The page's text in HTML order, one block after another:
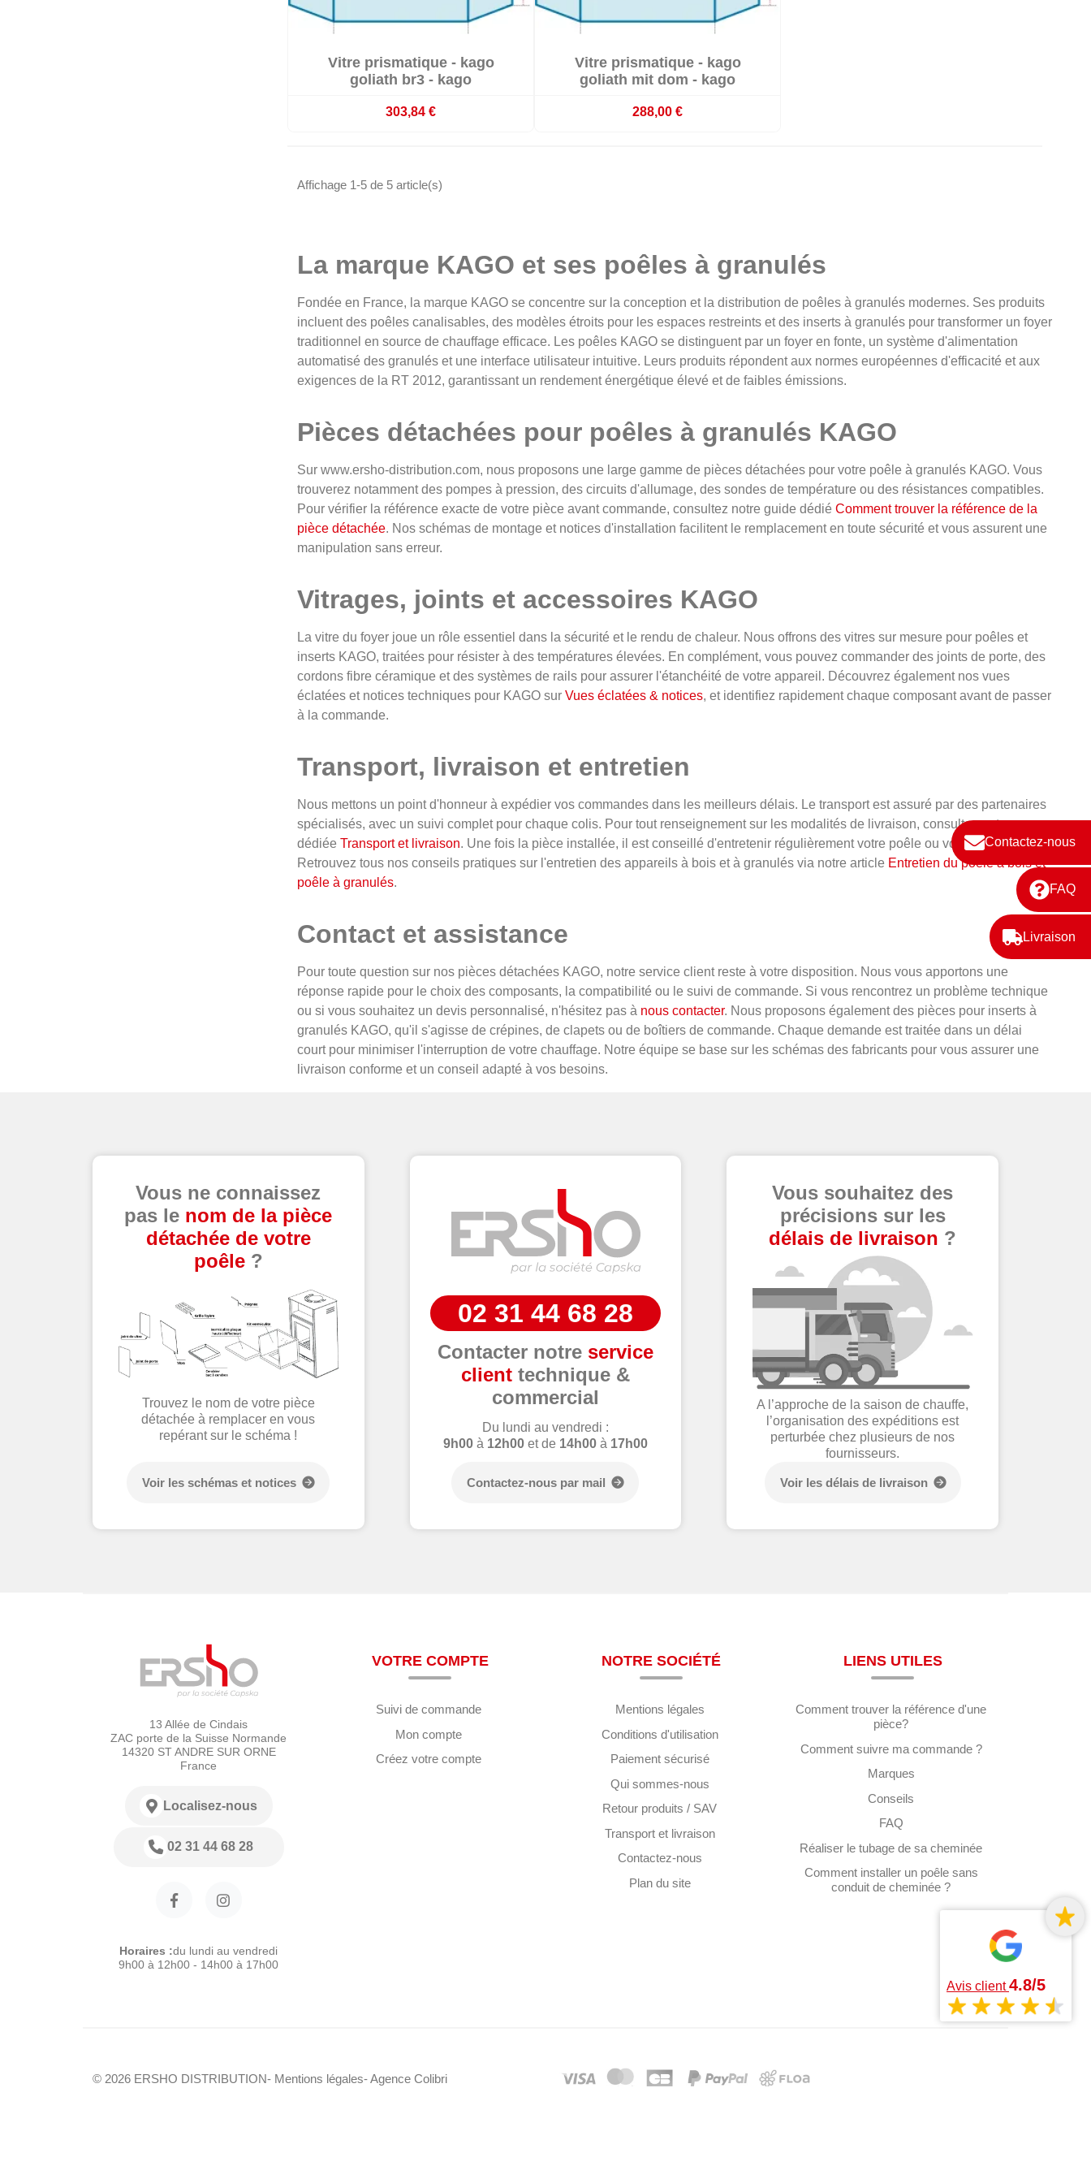
Avis client4.8/5
Contactez-nous
FAQ
Livraison
En stock
Vitre prismatique - kago
goliath br3 - kago
303,84 €
En stock
Vitre prismatique - kago
goliath mit dom - kago
288,00 €
Affichage 1-5 de 5 article(s)
La marque KAGO et ses poêles à granulés
Fondée en France, la marque KAGO se concentre sur la conception et la distribution de poêles à granulés modernes. Ses produits
incluent des poêles canalisables, des modèles étroits pour les espaces restreints et des inserts à granulés pour transformer un foyer
traditionnel en source de chauffage efficace. Les poêles KAGO se distinguent par un foyer en fonte, un système d'alimentation
automatisé des granulés et une interface utilisateur intuitive. Leurs produits répondent aux normes européennes d'efficacité et aux
exigences de la RT 2012, garantissant un rendement énergétique élevé et de faibles émissions.
Pièces détachées pour poêles à granulés KAGO
Sur www.ersho-distribution.com, nous proposons une large gamme de pièces détachées pour votre poêle à granulés KAGO. Vous
trouverez notamment des pompes à pression, des circuits d'allumage, des sondes de température ou des résistances compatibles.
Pour vérifier la référence exacte de votre pièce avant commande, consultez notre guide dédié Comment trouver la référence de la
pièce détachée. Nos schémas de montage et notices d'installation facilitent le remplacement en toute sécurité et vous assurent une
manipulation sans erreur.
Vitrages, joints et accessoires KAGO
La vitre du foyer joue un rôle essentiel dans la sécurité et le rendu de chaleur. Nous offrons des vitres sur mesure pour poêles et
inserts KAGO, traitées pour résister à des températures élevées. En complément, vous pouvez commander des joints de porte, des
cordons fibre céramique et des systèmes de rails pour assurer l'étanchéité de votre appareil. Découvrez également nos vues
éclatées et notices techniques pour KAGO sur Vues éclatées & notices, et identifiez rapidement chaque composant avant de passer
à la commande.
Transport, livraison et entretien
Nous mettons un point d'honneur à expédier vos commandes dans les meilleurs délais. Le transport est assuré par des partenaires
spécialisés, avec un suivi complet pour chaque colis. Pour tout renseignement sur les modalités de livraison, consultez notre page
dédiée Transport et livraison. Une fois la pièce installée, il est conseillé d'entretenir régulièrement votre poêle ou votre insert KAGO.
Retrouvez tous nos conseils pratiques sur l'entretien des appareils à bois et à granulés via notre article Entretien du poêle à bois et
poêle à granulés.
Contact et assistance
Pour toute question sur nos pièces détachées KAGO, notre service client reste à votre disposition. Nous vous apportons une
réponse rapide pour le choix des composants, la compatibilité ou le suivi de commande. Si vous rencontrez un problème technique
ou si vous souhaitez un devis personnalisé, n'hésitez pas à nous contacter. Nous proposons également des pièces pour inserts à
granulés KAGO, qu'il s'agisse de crépines, de clapets ou de boîtiers de commande. Chaque demande est traitée dans un délai
court pour minimiser l'interruption de votre chauffage. Notre équipe se base sur les schémas des fabricants pour vous assurer une
livraison conforme et un conseil adapté à vos besoins.
Vous ne connaissez
pas le nom de la pièce
détachée de votre
poêle?
Trouvez le nom de votre pièce
détachée à remplacer en vous
repérant sur le schéma !
Voir les schémas et notices
02 31 44 68 28
Contacter notre service
clienttechnique &
commercial
Du lundi au vendredi :
9h00à 12h00et de 14h00à 17h00
Contactez-nous par mail
Vous souhaitez des
précisions sur les
délais de livraison ?
A l’approche de la saison de chauffe,
l’organisation des expéditions est
perturbée chez plusieurs de nos
fournisseurs.
Voir les délais de livraison
13 Allée de Cindais
ZAC porte de la Suisse Normande
14320 ST ANDRE SUR ORNE
France
Localisez-nous
02 31 44 68 28
Horaires :du lundi au vendredi
9h00 à 12h00 - 14h00 à 17h00
VOTRE COMPTE
Suivi de commande
Mon compte
Créez votre compte
NOTRE SOCIÉTÉ
Mentions légales
Conditions d'utilisation
Paiement sécurisé
Qui sommes-nous
Retour produits / SAV
Transport et livraison
Contactez-nous
Plan du site
LIENS UTILES
Comment trouver la référence d'une
pièce?
Comment suivre ma commande ?
Marques
Conseils
FAQ
Réaliser le tubage de sa cheminée
Comment installer un poêle sans
conduit de cheminée ?
© 2026 ERSHO DISTRIBUTION- Mentions légales- Agence Colibri